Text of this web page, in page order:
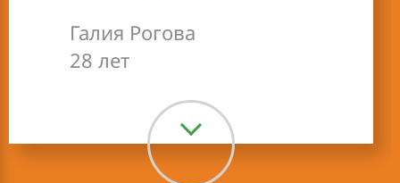
Галия Рогова
28 лет
Я всегда вела активный
образ жизни, занималась
танцами, легкой